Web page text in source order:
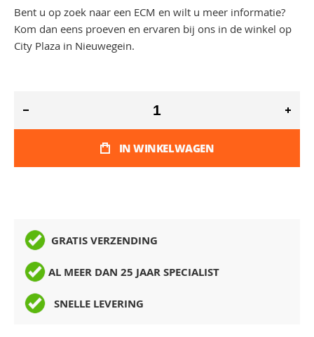
Bent u op zoek naar een ECM en wilt u meer informatie?
Kom dan eens proeven en ervaren bij ons in de winkel op
City Plaza in Nieuwegein.
IN WINKELWAGEN
GRATIS VERZENDING
AL MEER DAN 25 JAAR SPECIALIST
SNELLE LEVERING